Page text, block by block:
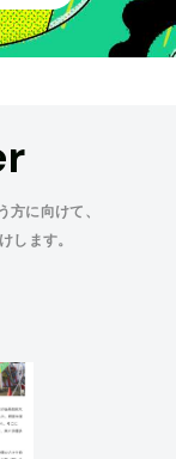
方に向けて、
します。